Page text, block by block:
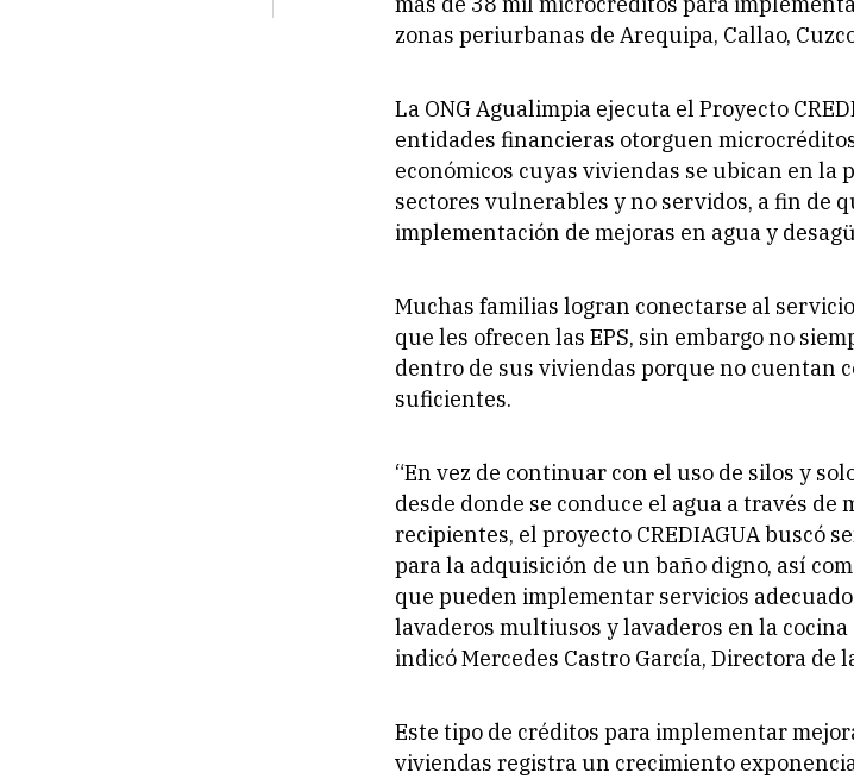
zonas periurbanas de Arequipa, Callao,
La ONG Agualimpia ejecuta el Proyecto
entidades financieras otorguen
económicos cuyas viviendas se ubican en la
sectores vulnerables y no servidos, a fin de
implementación de mejoras en agua y
Muchas familias logran conectarse al
que les ofrecen las EPS, sin embargo no
dentro de sus viviendas porque no cuentan
suficientes.
“En vez de continuar con el uso de silos y
desde donde se conduce el agua a través de
recipientes, el proyecto CREDIAGUA buscó
para la adquisición de un baño digno, así
que pueden implementar servicios
lavaderos multiusos y lavaderos en la cocina
indicó Mercedes Castro García, Directora de
Este tipo de créditos para implementar
viviendas registra un crecimiento